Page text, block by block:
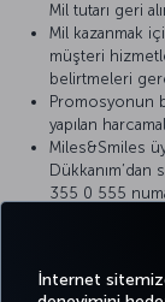
İnternet
Mil tutarı geri
Mil kazanmak
müşteri
belirtmeleri
Promosyonun
yapılan
Miles&Smiles
Dükkanım’dan
355 0 555